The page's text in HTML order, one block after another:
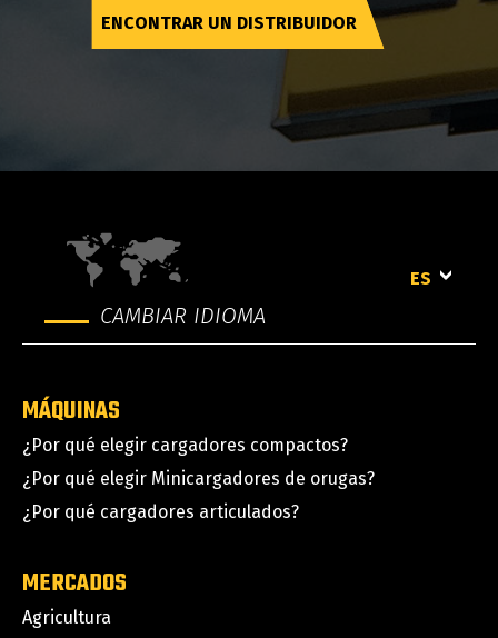
ENCONTRAR UN DISTRIBUIDOR
CAMBIAR IDIOMA
ES
MÁQUINAS
¿Por qué elegir cargadores compactos?
¿Por qué elegir Minicargadores de orugas?
¿Por qué cargadores articulados?
MERCADOS
Agricultura